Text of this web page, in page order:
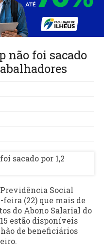
não foi sacado
Social
(22) que mais de
do Abono Salarial do
estão disponíveis
de beneficiários